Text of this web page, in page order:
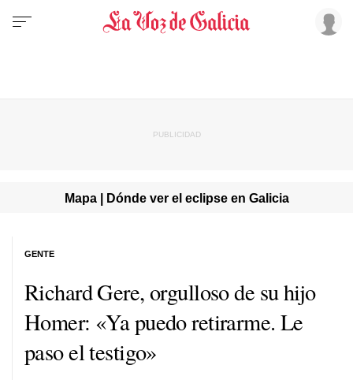
Mapa | Dónde ver el eclipse en Galicia
Richard Gere, orgulloso de su hijo
Homer: «Ya puedo retirarme. Le
paso el testigo»
GENTE